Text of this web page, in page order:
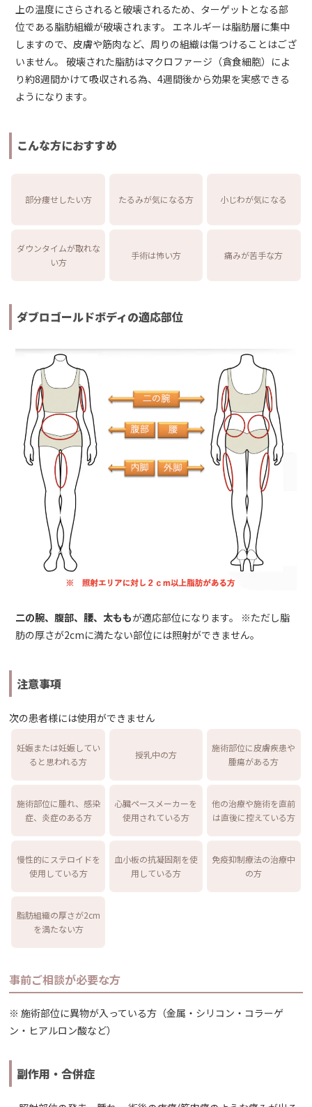
上の温度にさらされると破壊されるため、ターゲットとなる部
位である脂肪組織が破壊されます。 エネルギーは脂肪層に集中
しますので、皮膚や筋肉など、周りの組織は傷つけることはござ
いません。 破壊された脂肪はマクロファージ（貪食細胞）によ
り約8週間かけて吸収される為、4週間後から効果を実感できる
ようになります。
こんな方におすすめ
部分痩せしたい方 たるみが気になる方 小じわが気になる
ダウンタイムが取れな
い方
手術は怖い方 痛みが苦手な方
ダブロゴールドボディの適応部位
二の腕、腹部、腰、太ももが適応部位になります。 ※ただし脂
肪の厚さが2cmに満たない部位には照射ができません。
注意事項
次の患者様には使用ができません
妊娠または妊娠してい
ると思われる方
授乳中の方
施術部位に皮膚疾患や
腫瘍がある方
施術部位に腫れ、感染
症、炎症のある方
心臓ペースメーカーを
使用されている方
他の治療や施術を直前
は直後に控えている方
慢性的にステロイドを
使用している方
血小板の抗凝固剤を使
用している方
免疫抑制療法の治療中
の方
脂肪組織の厚さが2cm
を満たない方
事前ご相談が必要な方
※ 施術部位に異物が入っている方（金属・シリコン・コラーゲ
ン・ヒアルロン酸など）
副作用・合併症